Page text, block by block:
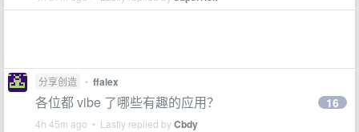
分享创造 • ffalex
各位都 vibe 了哪些有趣的应用？
4h 45m ago • Lastly replied byCbdy
16